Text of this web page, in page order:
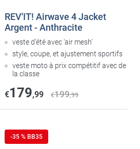
REV'IT! Airwave 4 Jacket
Argent - Anthracite
veste d’été avec ‘air mesh’
style, coupe, et ajustement sportifs
veste moto à prix compétitif avec de
la classe
€179,99 €199,99
-35 % BB35